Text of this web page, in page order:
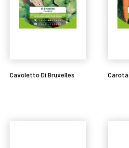
Cavoletto Di Bruxelles